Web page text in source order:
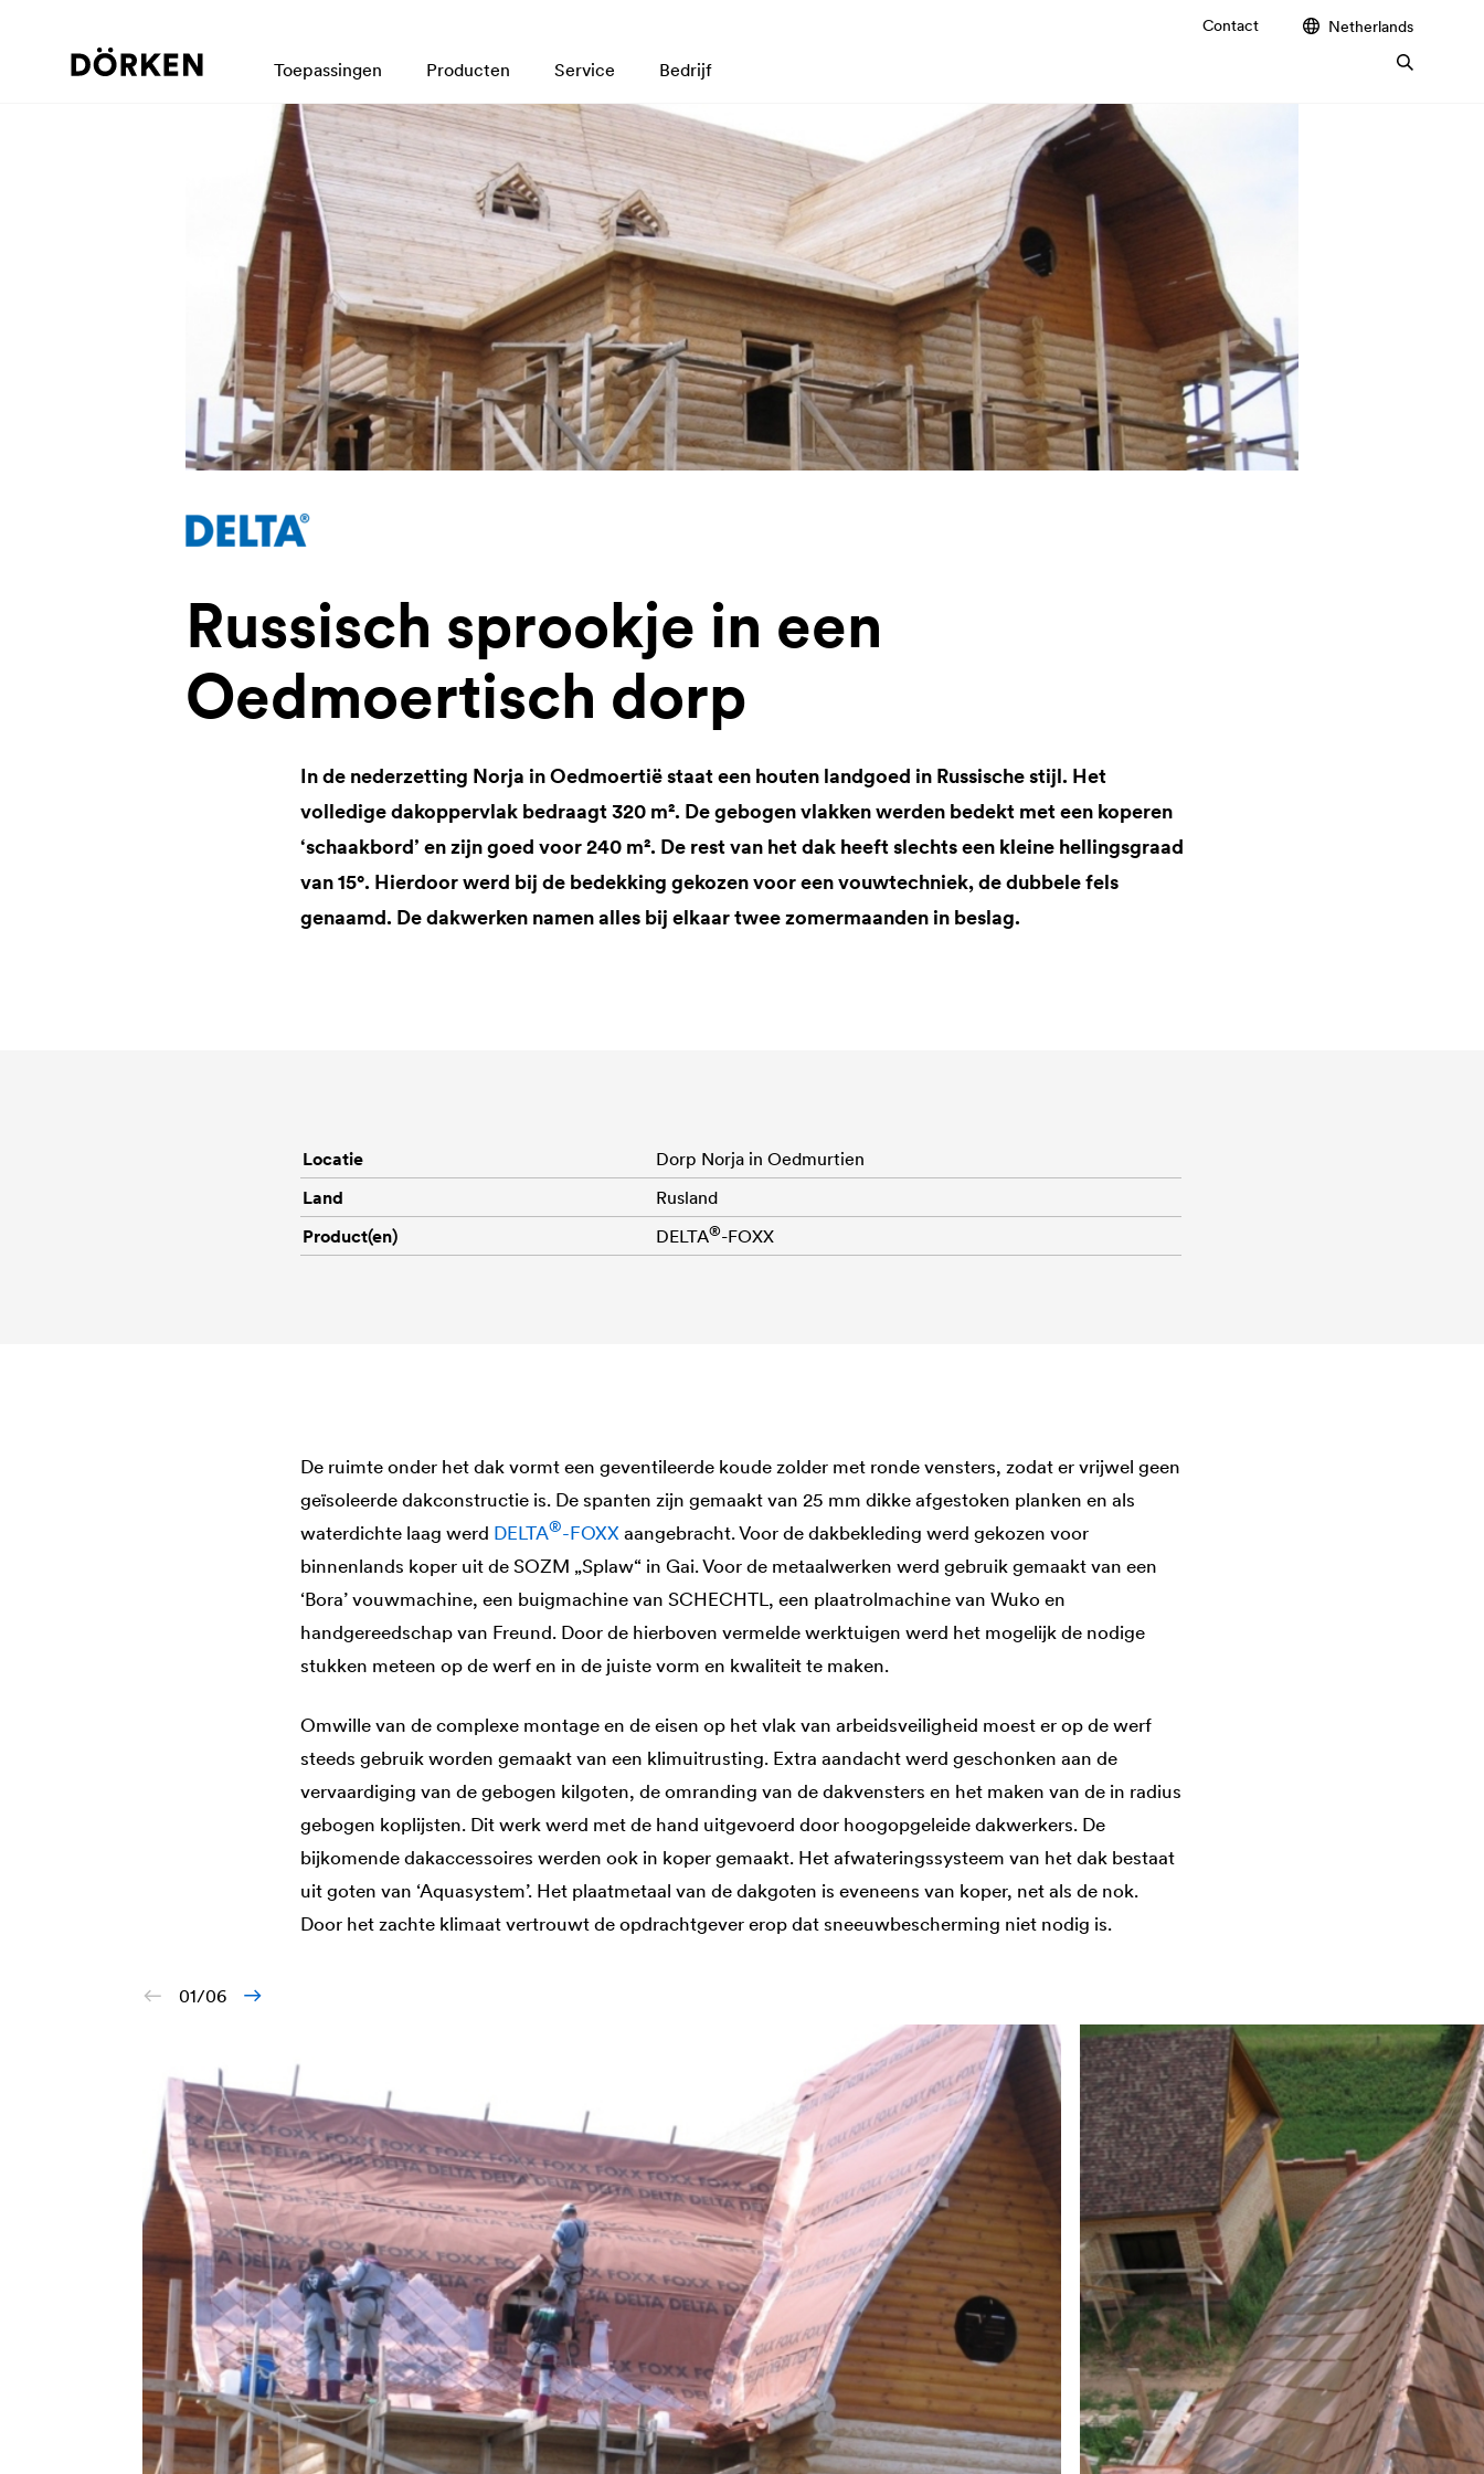
Contact Netherlands
Toepassingen Producten Service Bedrijf
Russisch sprookje in een
Oedmoertisch dorp
In de nederzetting Norja in Oedmoertië staat een houten landgoed in Russische stijl. Het
volledige dakoppervlak bedraagt 320 m². De gebogen vlakken werden bedekt met een koperen
‘schaakbord’ en zijn goed voor 240 m². De rest van het dak heeft slechts een kleine hellingsgraad
van 15°. Hierdoor werd bij de bedekking gekozen voor een vouwtechniek, de dubbele fels
genaamd. De dakwerken namen alles bij elkaar twee zomermaanden in beslag.
Locatie
Dorp Norja in Oedmurtien
Land
Rusland
Product(en)
DELTA®-FOXX
De ruimte onder het dak vormt een geventileerde koude zolder met ronde vensters, zodat er vrijwel geen
geïsoleerde dakconstructie is. De spanten zijn gemaakt van 25 mm dikke afgestoken planken en als
waterdichte laag werd DELTA®-FOXXaangebracht. Voor de dakbekleding werd gekozen voor
binnenlands koper uit de SOZM „Splaw“ in Gai. Voor de metaalwerken werd gebruik gemaakt van een
‘Bora’ vouwmachine, een buigmachine van SCHECHTL, een plaatrolmachine van Wuko en
handgereedschap van Freund. Door de hierboven vermelde werktuigen werd het mogelijk de nodige
stukken meteen op de werf en in de juiste vorm en kwaliteit te maken.
Omwille van de complexe montage en de eisen op het vlak van arbeidsveiligheid moest er op de werf
steeds gebruik worden gemaakt van een klimuitrusting. Extra aandacht werd geschonken aan de
vervaardiging van de gebogen kilgoten, de omranding van de dakvensters en het maken van de in radius
gebogen koplijsten. Dit werk werd met de hand uitgevoerd door hoogopgeleide dakwerkers. De
bijkomende dakaccessoires werden ook in koper gemaakt. Het afwateringssysteem van het dak bestaat
uit goten van ‘Aquasystem’. Het plaatmetaal van de dakgoten is eveneens van koper, net als de nok.
Door het zachte klimaat vertrouwt de opdrachtgever erop dat sneeuwbescherming niet nodig is.
01/06